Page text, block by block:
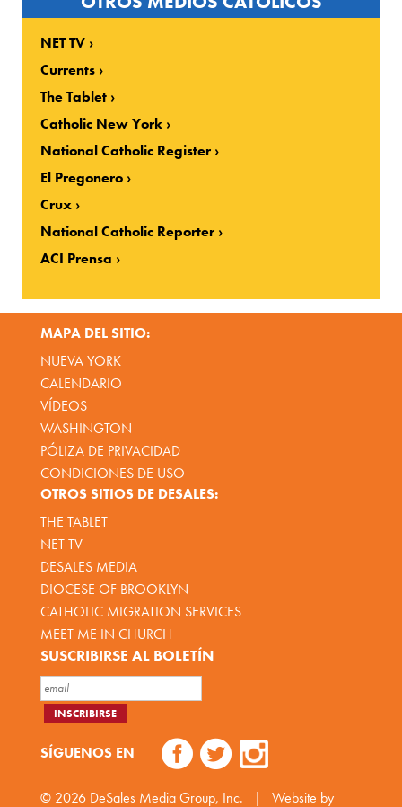
NET TV
Currents
The Tablet
Catholic New York
National Catholic Register
El Pregonero
Crux
National Catholic Reporter
ACI Prensa
MAPA DEL SITIO:
NUEVA YORK
CALENDARIO
VÍDEOS
WASHINGTON
PÓLIZA DE PRIVACIDAD
CONDICIONES DE USO
OTROS SITIOS DE DESALES:
THE TABLET
NET TV
DESALES MEDIA
DIOCESE OF BROOKLYN
CATHOLIC MIGRATION SERVICES
MEET ME IN CHURCH
SUSCRIBIRSE AL BOLETÍN
SÍGUENOS EN
© 2026 DeSales Media Group, Inc. |
Website by